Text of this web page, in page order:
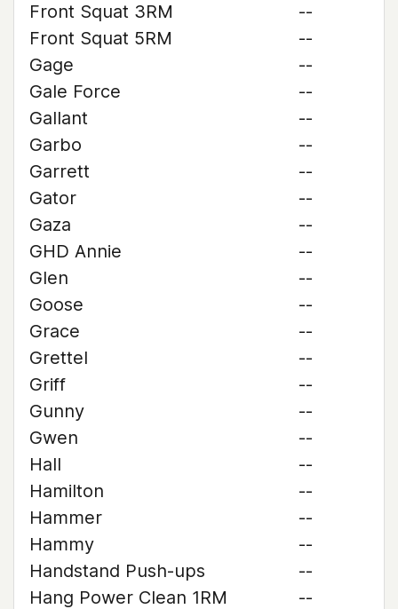
Front Squat 3RM
--
Front Squat 5RM
--
Gage
--
Gale Force
--
Gallant
--
Garbo
--
Garrett
--
Gator
--
Gaza
--
GHD Annie
--
Glen
--
Goose
--
Grace
--
Grettel
--
Griff
--
Gunny
--
Gwen
--
Hall
--
Hamilton
--
Hammer
--
Hammy
--
Handstand Push-ups
--
Hang Power Clean 1RM
--